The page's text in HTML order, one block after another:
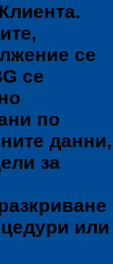
се
се
по
данни,
за
или